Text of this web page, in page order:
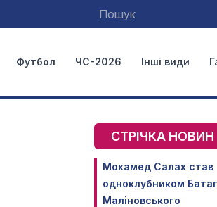
Футбол ЧС-2026 Інші види
СТРІЧКА НОВИН
Мохамед Салах став
одноклубником
Маліновського